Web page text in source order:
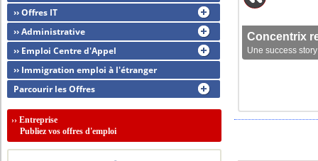
Concentrix
Une success
›› Offres IT
›› Administrative
›› Emploi Centre d'Appel
›› Immigration emploi à l'étranger
Parcourir les Offres
››Entreprise
Publiez vos offres d'emploi